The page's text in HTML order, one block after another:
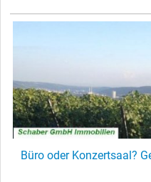
Büro oder Konzertsaal?